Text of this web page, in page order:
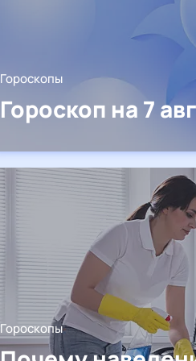
Гороскопы
Гороскоп на 7
Гороскопы